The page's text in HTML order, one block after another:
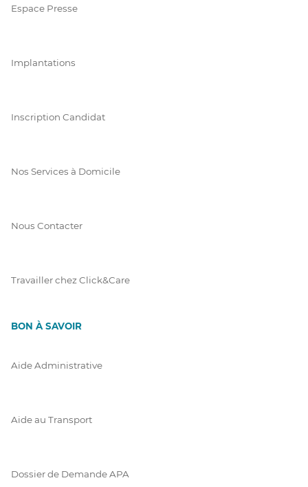
Espace Presse
Implantations
Inscription Candidat
Nos Services à Domicile
Nous Contacter
Travailler chez Click&Care
BON À SAVOIR
Aide Administrative
Aide au Transport
Dossier de Demande APA